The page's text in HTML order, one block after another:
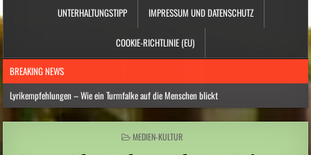
UNTERHALTUNGSTIPP IMPRESSUM UND DATENSCHUTZ
COOKIE-RICHTLINIE (EU)
BREAKING NEWS
Lyrikempfehlungen – Wie ein Turmfalke auf die Menschen blickt
Hitzewelle: Wasserknappheit zwingt Berghütten zu drastischen Einschränkungen
Mittelamerika: Hochaktiver Vulkan in Guatemala erneut ausgebrochen
POSTED
MEDIEN-KULTUR